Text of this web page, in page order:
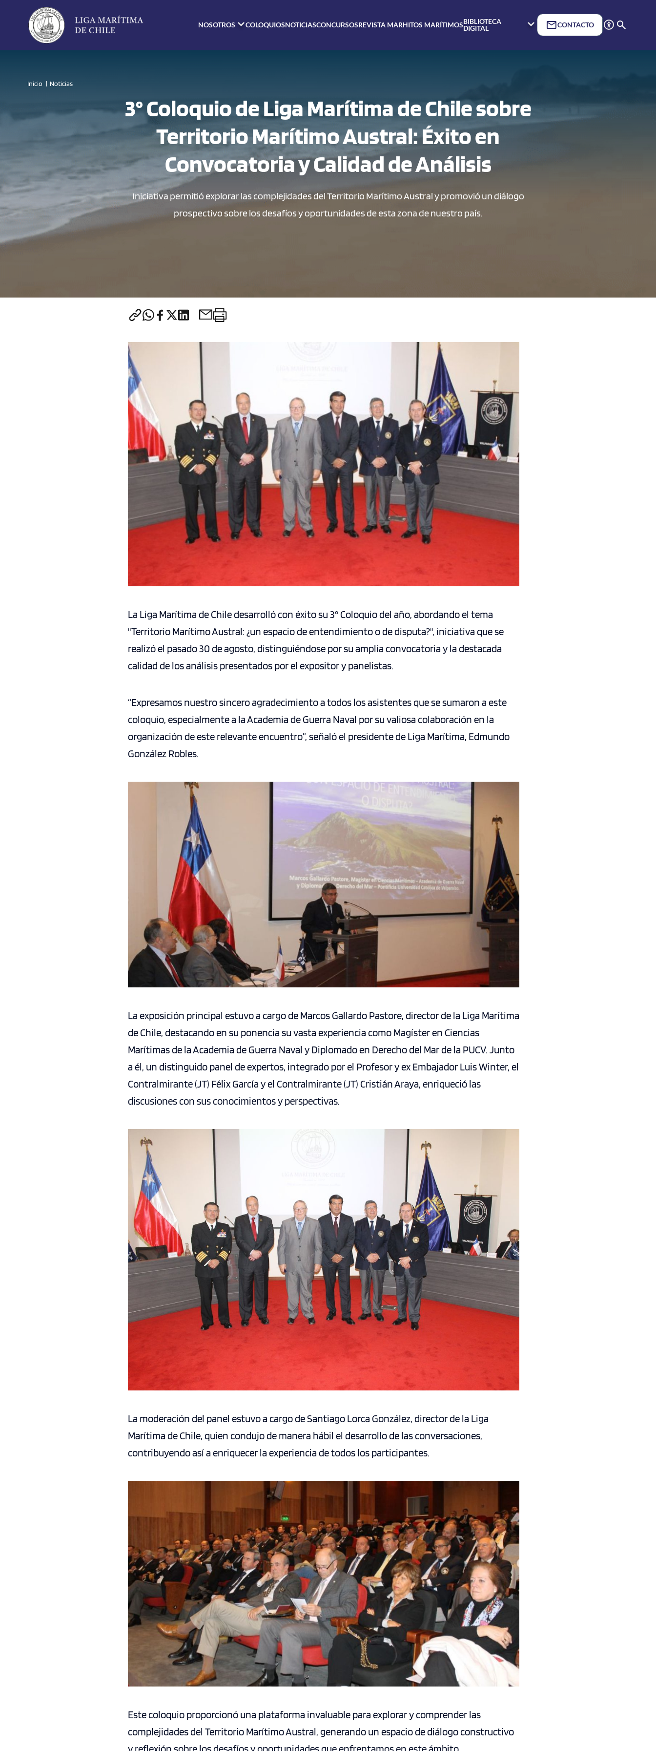
NOSOTROS COLOQUIOSNOTICIASCONCURSOSREVISTA MARHITOS MARÍTIMOSBIBLIOTECA
DIGITAL
CONTACTO
Inicio Noticias
3° Coloquio de Liga Marítima de Chile sobre
Territorio Marítimo Austral: Éxito en
Convocatoria y Calidad de Análisis
Iniciativa permitió explorar las complejidades del Territorio Marítimo Austral y promovió un diálogo
prospectivo sobre los desafíos y oportunidades de esta zona de nuestro país.
La Liga Marítima de Chile desarrolló con éxito su 3° Coloquio del año, abordando el tema
"Territorio Marítimo Austral: ¿un espacio de entendimiento o de disputa?", iniciativa que se
realizó el pasado 30 de agosto, distinguiéndose por su amplia convocatoria y la destacada
calidad de los análisis presentados por el expositor y panelistas.
“Expresamos nuestro sincero agradecimiento a todos los asistentes que se sumaron a este
coloquio, especialmente a la Academia de Guerra Naval por su valiosa colaboración en la
organización de este relevante encuentro”, señaló el presidente de Liga Marítima, Edmundo
González Robles.
La exposición principal estuvo a cargo de Marcos Gallardo Pastore, director de la Liga Marítima
de Chile, destacando en su ponencia su vasta experiencia como Magíster en Ciencias
Marítimas de la Academia de Guerra Naval y Diplomado en Derecho del Mar de la PUCV. Junto
a él, un distinguido panel de expertos, integrado por el Profesor y ex Embajador Luis Winter, el
Contralmirante (JT) Félix García y el Contralmirante (JT) Cristián Araya, enriqueció las
discusiones con sus conocimientos y perspectivas.
La moderación del panel estuvo a cargo de Santiago Lorca González, director de la Liga
Marítima de Chile, quien condujo de manera hábil el desarrollo de las conversaciones,
contribuyendo así a enriquecer la experiencia de todos los participantes.
Este coloquio proporcionó una plataforma invaluable para explorar y comprender las
complejidades del Territorio Marítimo Austral, generando un espacio de diálogo constructivo